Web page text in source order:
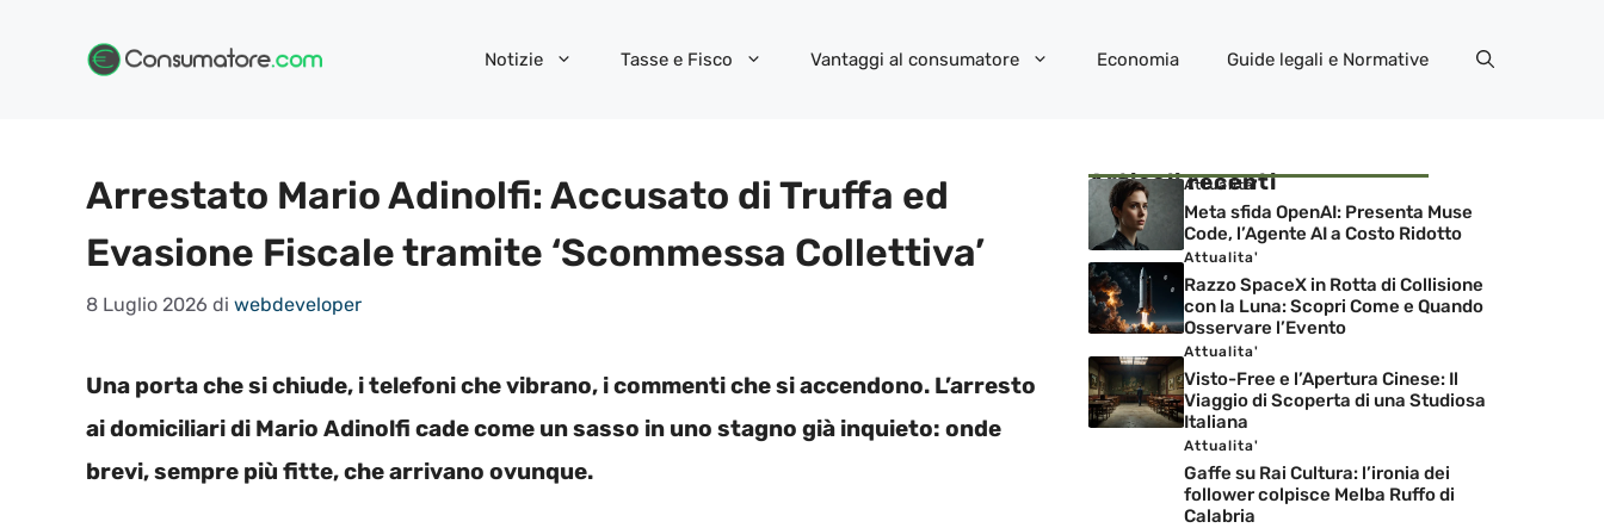
Notizie Tasse e Fisco Vantaggi al consumatore Economia Guide legali e Normative
Arrestato Mario Adinolfi: Accusato di Truffa ed
Evasione Fiscale tramite ‘Scommessa Collettiva’
8 Luglio 2026 di webdeveloper
Una porta che si chiude, i telefoni che vibrano, i commenti che si accendono. L’arresto
ai domiciliari di Mario Adinolfi cade come un sasso in uno stagno già inquieto: onde
brevi, sempre più fitte, che arrivano ovunque.
Articoli recenti
Attualita'
Meta sfida OpenAI: Presenta Muse
Code, l’Agente AI a Costo Ridotto
Attualita'
Razzo SpaceX in Rotta di Collisione
con la Luna: Scopri Come e Quando
Osservare l’Evento
Attualita'
Visto-Free e l’Apertura Cinese: Il
Viaggio di Scoperta di una Studiosa
Italiana
Attualita'
Gaffe su Rai Cultura: l’ironia dei
follower colpisce Melba Ruffo di
Calabria